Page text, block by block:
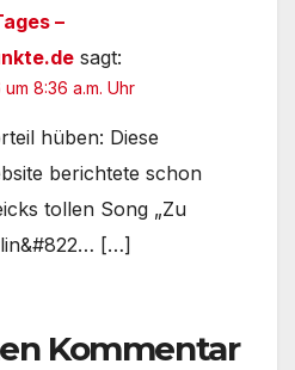
–
sagt:
8:36 a.m. Uhr
hüben: Diese
berichtete schon
tollen Song „Zu
[…]
Kommentar